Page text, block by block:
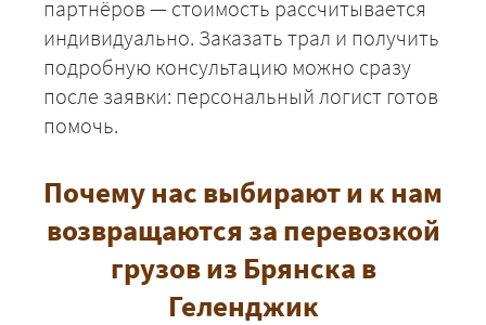
партнёров — стоимость рассчитывается
индивидуально. Заказать трал и получить
подробную консультацию можно сразу
после заявки: персональный логист готов
помочь.
Почему нас выбирают и к нам
возвращаются за перевозкой
грузов из Брянска в
Геленджик